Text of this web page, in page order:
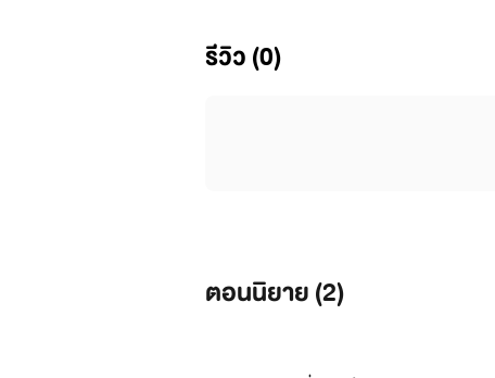
รีวิว (0)
ตอนนิยาย (2)